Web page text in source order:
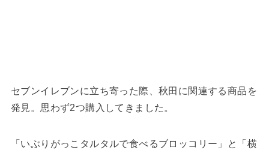
セブンイレブンに立ち寄った際、秋田に関連する商品を
発見。思わず2つ購入してきました。
「いぶりがっこタルタルで食べるブロッコリー」と「横